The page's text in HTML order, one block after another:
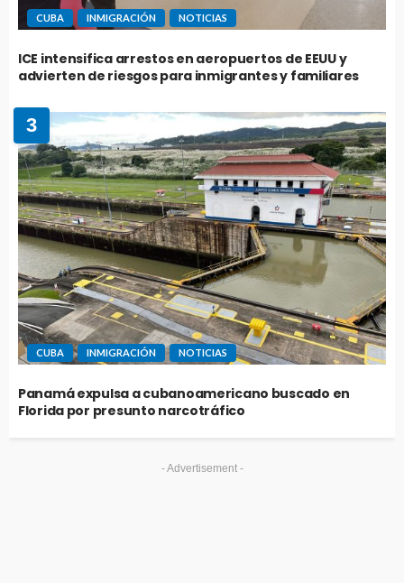
CUBA INMIGRACIÓN NOTICIAS
ICE intensifica arrestos en aeropuertos de EEUU y
advierten de riesgos para inmigrantes y familiares
3
CUBA INMIGRACIÓN NOTICIAS
Panamá expulsa a cubanoamericano buscado en
Florida por presunto narcotráfico
- Advertisement -